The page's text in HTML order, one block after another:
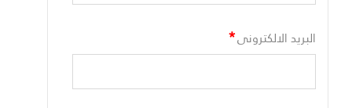
البريد الالكترونى*